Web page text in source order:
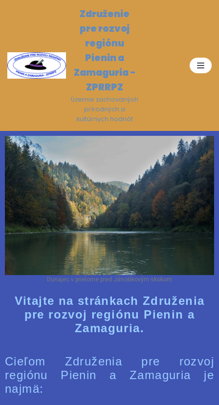
Združenie
pre rozvoj
regiónu
Pienin a
Zamaguria -
ZPRRPZ
Územie zachovaných
prírodných a
kultúrnych hodnôt
Dunajec v prielome pred Jánošíkovým skokom
Vitajte na stránkach Združenia
pre rozvoj regiónu Pienin a
Zamaguria.
Cieľom Združenia pre rozvoj
regiónu Pienin a Zamaguria je
najmä: